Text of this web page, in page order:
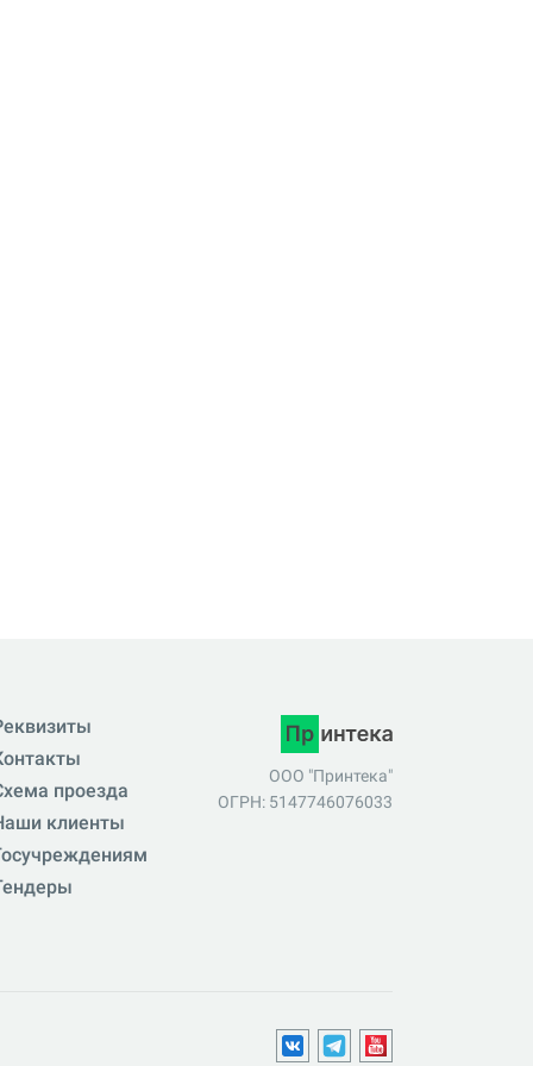
проезда
клиенты
ООО "Принтека"
ОГРН: 5147746076033